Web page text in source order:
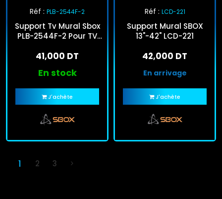
Réf : PLB-2544F-2
Support Tv Mural Sbox
PLB-2544F-2 Pour TV
41,000 DT
En stock
J'achète
Réf : LCD-221
Support Mural SBOX
13"-42" LCD-221
42,000 DT
En arrivage
J'achète
1 2 3